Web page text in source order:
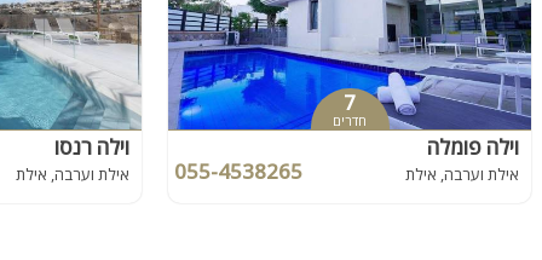
7
חדרים
וילה פומלה
אילת וערבה, אילת 055-4538265
וילה רנסו
אילת וערבה, אילת